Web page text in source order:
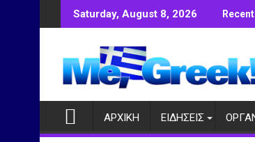
to
Saturday, August 8, 2026
ΑΡΧΙΚΗ ΕΙΔΗΣΕΙΣ